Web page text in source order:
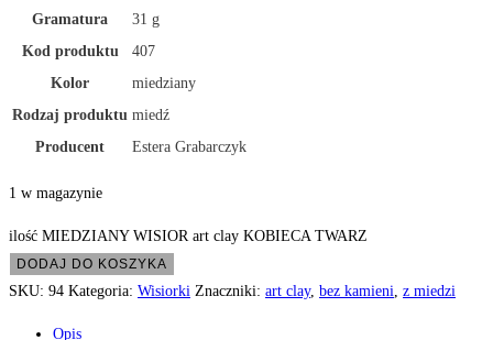
Gramatura
31 g
Kod produktu
407
Kolor
miedziany
Rodzaj produktu miedź
Producent
Estera Grabarczyk
1 w magazynie
ilość MIEDZIANY WISIOR art clay KOBIECA TWARZ
DODAJ DO KOSZYKA
SKU: 94 Kategoria: Wisiorki Znaczniki: art clay, bez kamieni, z miedzi
Opis